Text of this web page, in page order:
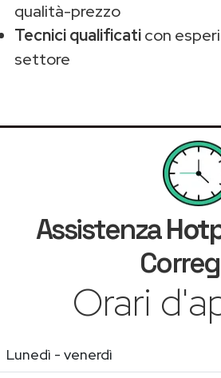
qualità-prezzo
Tecnici qualificaticon
settore
Assistenza
Orari
Lunedì - venerdì